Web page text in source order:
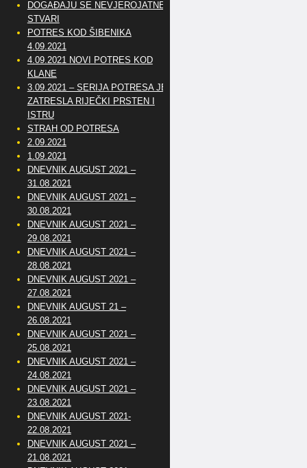
DOGAĐAJU SE NEVJEROJATNE
STVARI
POTRES KOD ŠIBENIKA
4.09.2021
4.09.2021 NOVI POTRES KOD
KLANE
3.09.2021 – SERIJA POTRESA JE
ZATRESLA RIJEČKI PRSTEN I
ISTRU
STRAH OD POTRESA
2.09.2021
1.09.2021
DNEVNIK AUGUST 2021 –
31.08.2021
DNEVNIK AUGUST 2021 –
30.08.2021
DNEVNIK AUGUST 2021 –
29.08.2021
DNEVNIK AUGUST 2021 –
28.08.2021
DNEVNIK AUGUST 2021 –
27.08.2021
DNEVNIK AUGUST 21 –
26.08.2021
DNEVNIK AUGUST 2021 –
25.08.2021
DNEVNIK AUGUST 2021 –
24.08.2021
DNEVNIK AUGUST 2021 –
23.08.2021
DNEVNIK AUGUST 2021-
22.08.2021
DNEVNIK AUGUST 2021 –
21.08.2021